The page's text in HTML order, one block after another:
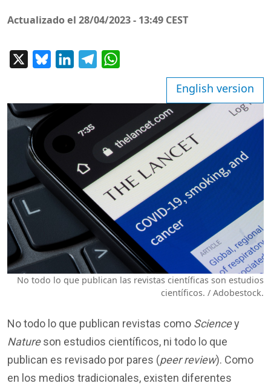
Actualizado el 28/04/2023 - 13:49 CEST
BlueskyLinkedInTelegram
English version
No todo lo que publican las revistas científicas son estudios
científicos. / Adobestock.
No todo lo que publican revistas como Sciencey
Natureson estudios científicos, ni todo lo que
publican es revisado por pares (peer review). Como
en los medios tradicionales, existen diferentes